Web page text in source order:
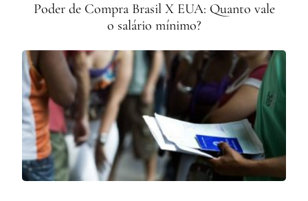
Poder de Compra Brasil X EUA: Quanto vale
o salário mínimo?